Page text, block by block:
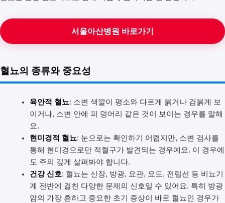
서울아산병원 바로가기
혈뇨의 종류와 중요성
육안적 혈뇨: 소변 색깔이 평소와 다르게 붉거나 검붉게 보
이거나, 소변 안에 피 덩어리 같은 것이 보이는 경우를 말해
요.
현미경적 혈뇨: 눈으로는 확인하기 어렵지만, 소변 검사를
통해 현미경으로만 적혈구가 발견되는 경우예요. 이 경우에
도 주의 깊게 살펴봐야 합니다.
건강 신호: 혈뇨는 신장, 방광, 요관, 요도, 전립선 등 비뇨기
계 전반에 걸친 다양한 문제의 신호일 수 있어요. 특히 방광
암의 가장 흔하고 중요한 초기 증상이 바로 혈뇨인 경우가